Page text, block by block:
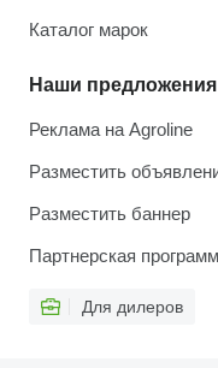
Каталог марок
Наши предложения
Реклама на Agroline
Разместить
Разместить баннер
Партнерская
Для дилеров